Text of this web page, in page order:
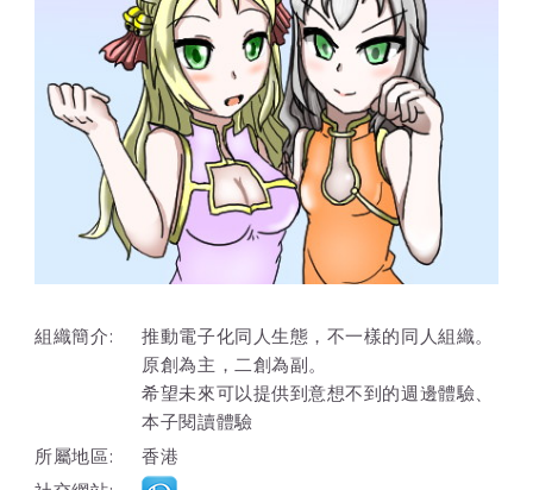
組織簡介:
推動電子化同人生態，不一樣的同人組織。
原創為主，二創為副。
希望未來可以提供到意想不到的週邊體驗、
本子閱讀體驗
所屬地區:
香港